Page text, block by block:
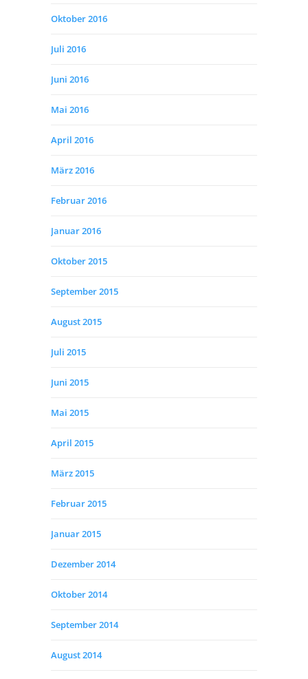
Oktober 2016
Juli 2016
Juni 2016
Mai 2016
April 2016
März 2016
Februar 2016
Januar 2016
Oktober 2015
September 2015
August 2015
Juli 2015
Juni 2015
Mai 2015
April 2015
März 2015
Februar 2015
Januar 2015
Dezember 2014
Oktober 2014
September 2014
August 2014